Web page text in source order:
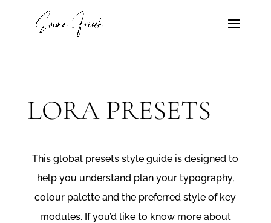
LORA PRESETS
This global presets style guide is designed to
help you understand plan your typography,
colour palette and the preferred style of key
modules. If you’d like to know more about